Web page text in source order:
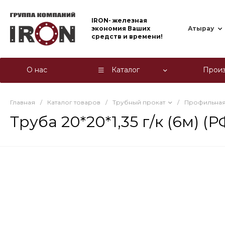
IRON- железная
экономия Ваших
средств и времени!
Атырау
О нас Каталог
Главная / Каталог товаров / Трубный прокат /
Труба 20*20*1,35 г/к (6м)